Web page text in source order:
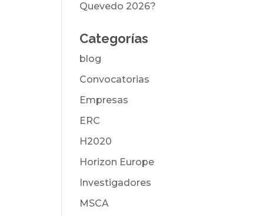
Quevedo 2026?
Categorías
blog
Convocatorias
Empresas
ERC
H2020
Horizon Europe
Investigadores
MSCA